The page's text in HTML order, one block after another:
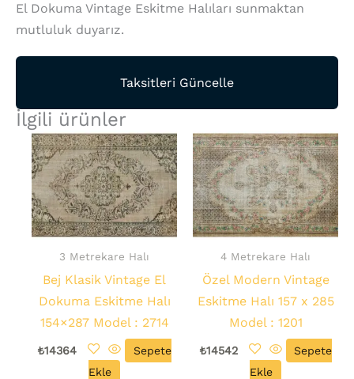
El Dokuma Vintage Eskitme Halıları sunmaktan
mutluluk duyarız.
Taksitleri Güncelle
İlgili ürünler
3 Metrekare Halı
Bej Klasik Vintage El
Dokuma Eskitme Halı
154×287 Model : 2714
₺14364
Sepete
Ekle
4 Metrekare Halı
Özel Modern Vintage
Eskitme Halı 157 x 285
Model : 1201
₺14542
Sepete
Ekle